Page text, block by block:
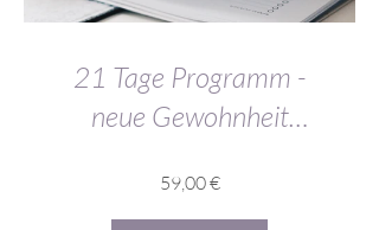
21 Tage Programm -
neue Gewohnheit
59,00 €